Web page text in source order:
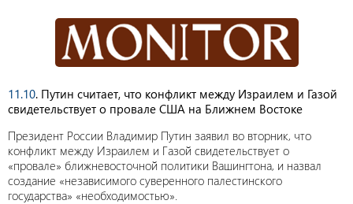
11.10. Путин считает, что конфликт между Израилем и Газой
свидетельствует о провале США на Ближнем Востоке
Президент России Владимир Путин заявил во вторник, что
конфликт между Израилем и Газой свидетельствует о
«провале» ближневосточной политики Вашингтона, и назвал
создание «независимого суверенного палестинского
государства» «необходимостью».